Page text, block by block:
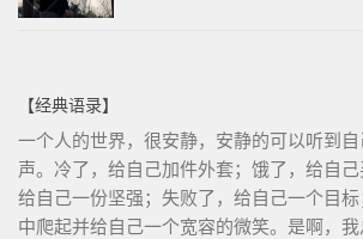
【经典语录】
一个人的世界，很安静，安静的可以听到
声。冷了，给自己加件外套；饿了，给自己
给自己一份坚强；失败了，给自己一个目
中爬起并给自己一个宽容的微笑。是啊，